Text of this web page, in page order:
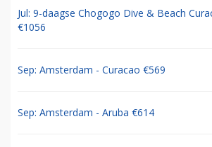
Jul: 9-daagse Chogogo Dive & Beach
€1056
Sep: Amsterdam - Curacao €569
Sep: Amsterdam - Aruba €614